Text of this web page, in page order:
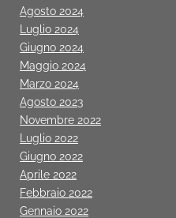
Agosto 2024
Luglio 2024
Giugno 2024
Maggio 2024
Marzo 2024
Agosto 2023
Novembre 2022
Luglio 2022
Giugno 2022
Aprile 2022
Febbraio 2022
Gennaio 2022